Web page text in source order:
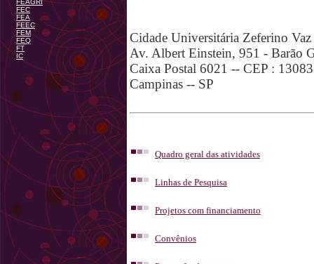
FEAGRI
FEC
FEA
FEEC
FEM
FEQ
FT
IC
Cidade Universitária Zeferino Vaz
Av. Albert Einstein, 951 - Barão
Caixa Postal 6021 -- CEP :
Campinas -- SP
Quadro geral das atividades
Linhas de Pesquisa
Projetos com financiamento
Convênios